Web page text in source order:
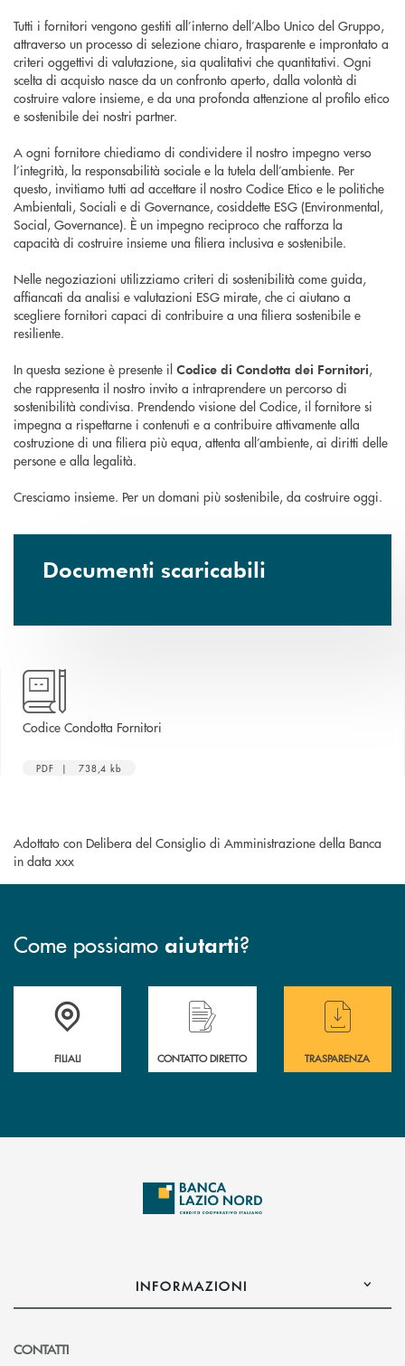
Tutti i fornitori vengono gestiti all’interno dell’Albo Unico del Gruppo,
attraverso un processo di selezione chiaro, trasparente e improntato a
criteri oggettivi di valutazione, sia qualitativi che quantitativi. Ogni
scelta di acquisto nasce da un confronto aperto, dalla volontà di
costruire valore insieme, e da una profonda attenzione al profilo etico
e sostenibile dei nostri partner.
A ogni fornitore chiediamo di condividere il nostro impegno verso
l’integrità, la responsabilità sociale e la tutela dell’ambiente. Per
questo, invitiamo tutti ad accettare il nostro Codice Etico e le politiche
Ambientali, Sociali e di Governance, cosiddette ESG (Environmental,
Social, Governance). È un impegno reciproco che rafforza la
capacità di costruire insieme una filiera inclusiva e sostenibile.
Nelle negoziazioni utilizziamo criteri di sostenibilità come guida,
affiancati da analisi e valutazioni ESG mirate, che ci aiutano a
scegliere fornitori capaci di contribuire a una filiera sostenibile e
resiliente.
In questa sezione è presente il Codice di Condotta dei Fornitori,
che rappresenta il nostro invito a intraprendere un percorso di
sostenibilità condivisa. Prendendo visione del Codice, il fornitore si
impegna a rispettarne i contenuti e a contribuire attivamente alla
costruzione di una filiera più equa, attenta all’ambiente, ai diritti delle
persone e alla legalità.
Cresciamo insieme. Per un domani più sostenibile, da costruire oggi.
Documenti scaricabili
Codice Condotta Fornitori
PDF | 738,4 kb
Adottato con Delibera del Consiglio di Amministrazione della Banca
in data xxx
Come possiamo aiutarti?
Trova la filiale più vicina a te
FILIALI
Hai bisogno di assistenza immediata ?
CONTATTO DIRETTO
Hai bisogno di
TRASPARENZA
INFORMAZIONI
CONTATTI